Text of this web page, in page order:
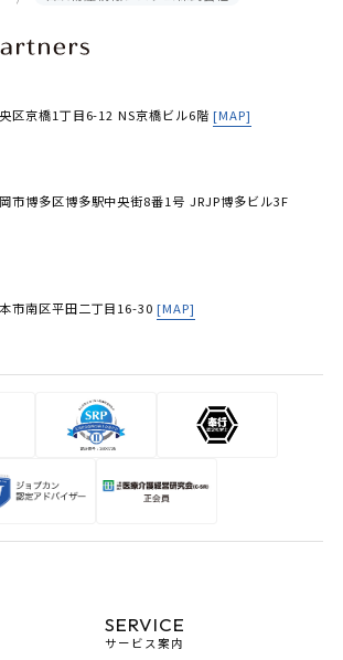
区京橋1丁目6-12 NS京橋ビル6階 [MAP]
市博多区博多駅中央街8番1号 JRJP博多ビル3F
市南区平田二丁目16-30 [MAP]
SERVICE
サービス案内